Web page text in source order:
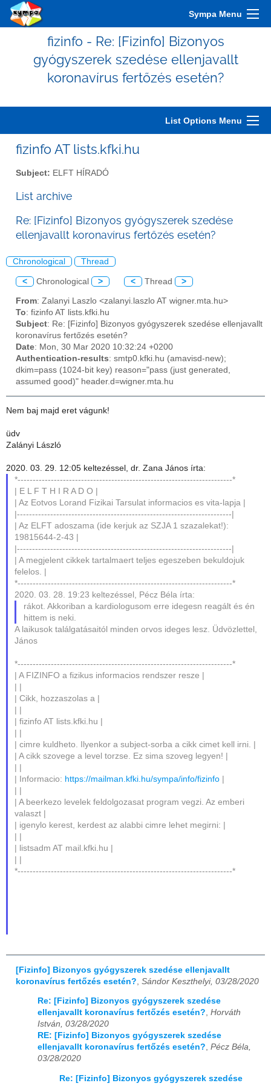
Sympa Menu
fizinfo - Re: [Fizinfo] Bizonyos
gyógyszerek szedése ellenjavallt
koronavírus fertőzés esetén?
List Options Menu
fizinfo AT lists.kfki.hu
Subject: ELFT HÍRADÓ
List archive
Re: [Fizinfo] Bizonyos gyógyszerek szedése
ellenjavallt koronavírus fertőzés esetén?
Chronological Thread
< Chronological > < Thread >
From: Zalanyi Laszlo <zalanyi.laszlo AT wigner.mta.hu>
To: fizinfo AT lists.kfki.hu
Subject: Re: [Fizinfo] Bizonyos gyógyszerek szedése ellenjavallt
koronavírus fertőzés esetén?
Date: Mon, 30 Mar 2020 10:32:24 +0200
Authentication-results: smtp0.kfki.hu (amavisd-new);
dkim=pass (1024-bit key) reason="pass (just generated,
assumed good)" header.d=wigner.mta.hu
Nem baj majd eret vágunk!
üdv
Zalányi László
2020. 03. 29. 12:05 keltezéssel, dr. Zana János írta:
*-----------------------------------------------------------------------*
| E L F T H I R A D O |
| Az Eotvos Lorand Fizikai Tarsulat informacios es vita-lapja |
|-----------------------------------------------------------------------|
| Az ELFT adoszama (ide kerjuk az SZJA 1 szazalekat!):
19815644-2-43 |
|-----------------------------------------------------------------------|
| A megjelent cikkek tartalmaert teljes egeszeben bekuldojuk
felelos. |
*-----------------------------------------------------------------------*
2020. 03. 28. 19:23 keltezéssel, Pécz Béla írta:
rákot. Akkoriban a kardiologusom erre idegesn reagált és én
hittem is neki.
A laikusok találgatásaitól minden orvos ideges lesz. Üdvözlettel,
János
*-----------------------------------------------------------------------*
| A FIZINFO a fizikus informacios rendszer resze |
| Cikk, hozzaszolas a |
| fizinfo AT lists.kfki.hu |
| cimre kuldheto. Ilyenkor a subject-sorba a cikk cimet kell irni. |
| A cikk szovege a level torzse. Ez sima szoveg legyen! |
| Informacio: https://mailman.kfki.hu/sympa/info/fizinfo
| A beerkezo levelek feldolgozasat program vegzi. Az emberi
valaszt |
| igenylo kerest, kerdest az alabbi cimre lehet megirni: |
| listsadm AT mail.kfki.hu |
*-----------------------------------------------------------------------*
[Fizinfo] Bizonyos gyógyszerek szedése ellenjavallt
koronavírus fertőzés esetén? Sándor Keszthelyi, 03/28/2020
Re: [Fizinfo] Bizonyos gyógyszerek szedése
ellenjavallt koronavírus fertőzés esetén?, Horváth
István, 03/28/2020
RE: [Fizinfo] Bizonyos gyógyszerek szedése
ellenjavallt koronavírus fertőzés esetén?, Pécz Béla,
03/28/2020
Re: [Fizinfo] Bizonyos gyógyszerek szedése